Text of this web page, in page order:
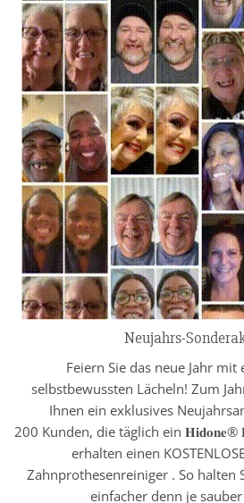
Neujahrs-
Feiern Sie das neue Jahr
selbstbewussten Lächeln! Zum
Ihnen ein exklusives
200 Kunden, die täglich ein 𝐇𝐢𝐝𝐨𝐧𝐞®
erhalten einen
Zahnprothesenreiniger . So halten
einfacher denn je